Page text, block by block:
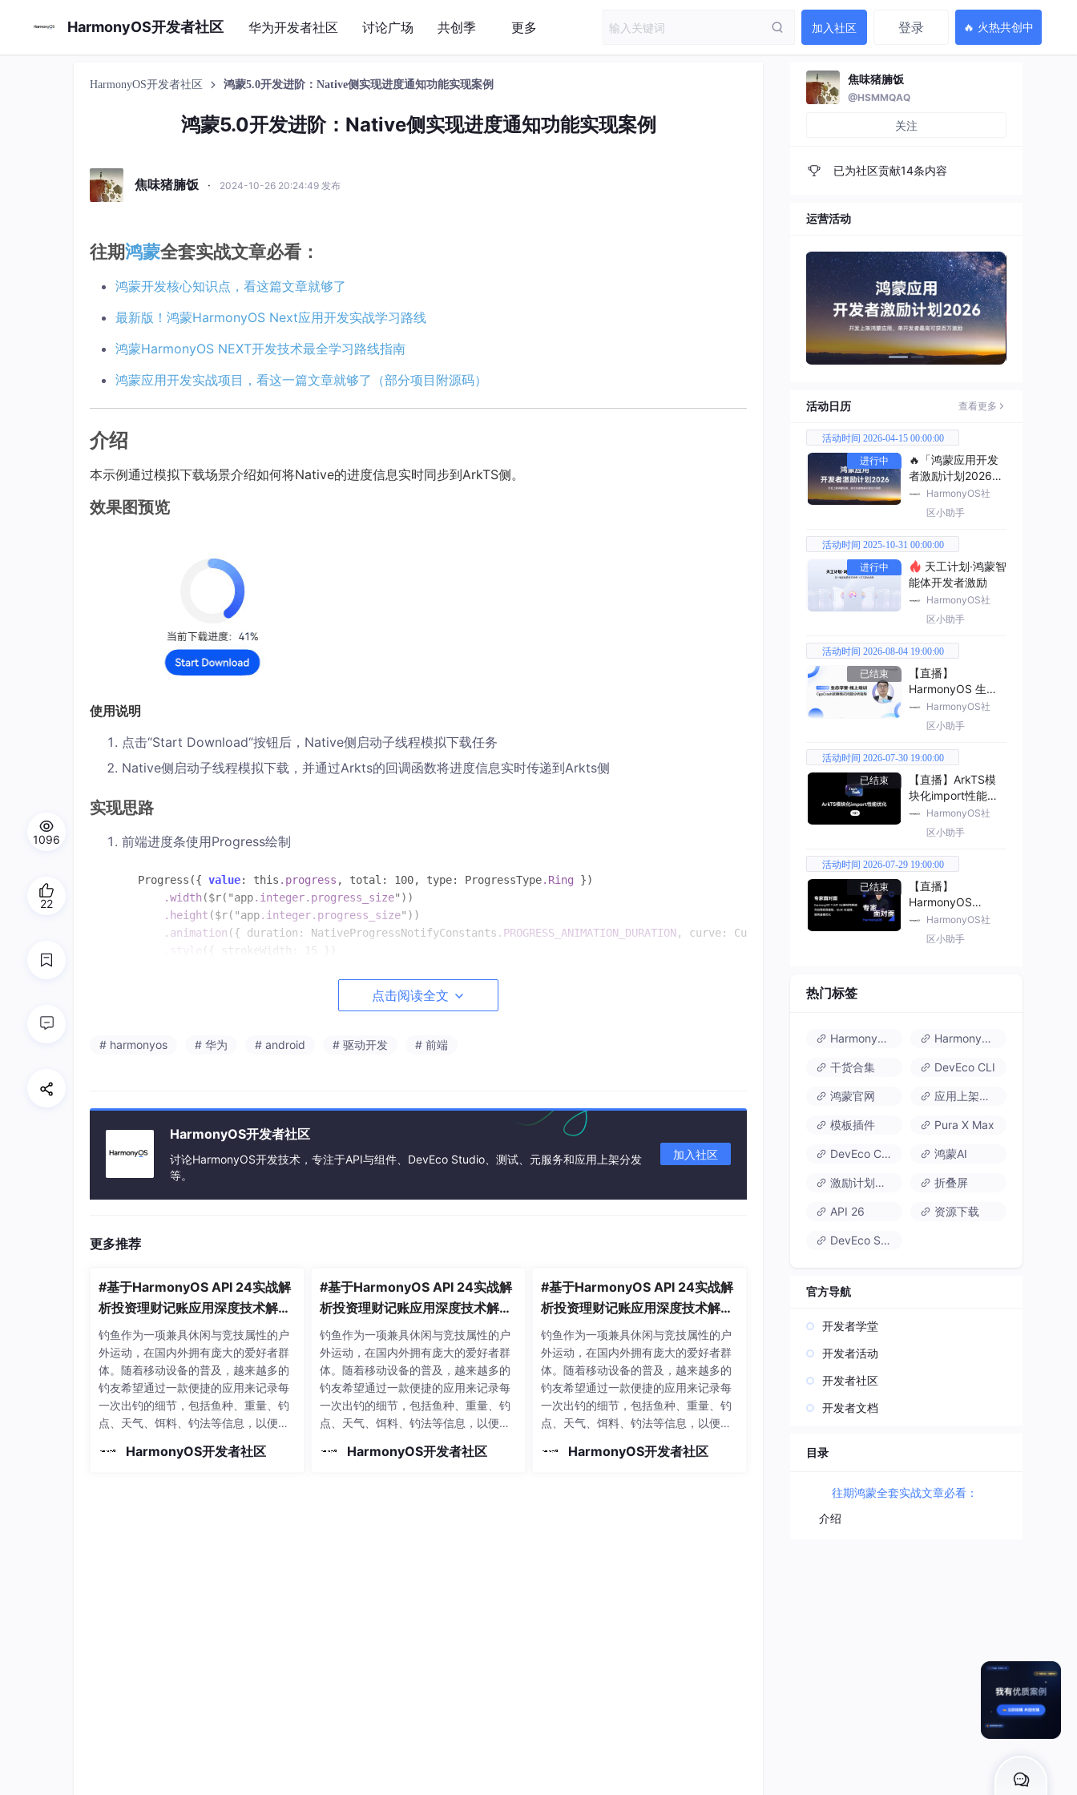
HarmonyOS开发者社区 华为开发者社区 讨论广场 共创季 更多 加入社区 登录 🔥 火热共创中
HarmonyOS开发者社区 鸿蒙5.0开发进阶：Native侧实现进度通知功能实现案例
鸿蒙5.0开发进阶：Native侧实现进度通知功能实现案例
焦味猪腩饭 · 2024-10-26 20:24:49 发布
往期鸿蒙全套实战文章必看：
鸿蒙开发核心知识点，看这篇文章就够了
最新版！鸿蒙HarmonyOS Next应用开发实战学习路线
鸿蒙HarmonyOS NEXT开发技术最全学习路线指南
鸿蒙应用开发实战项目，看这一篇文章就够了（部分项目附源码）
介绍
本示例通过模拟下载场景介绍如何将Native的进度信息实时同步到ArkTS侧。
效果图预览
使用说明
点击“Start Download“按钮后，Native侧启动子线程模拟下载任务
Native侧启动子线程模拟下载，并通过Arkts的回调函数将进度信息实时传递到Arkts侧
实现思路
前端进度条使用Progress绘制
Progress({ value: this .progress , total: 100, type: ProgressType.Ring })
.width($r("app.integer.progress_size"))
.height ($r("app.integer.progress_size"))
.animation ({ duration: NativeProgressNotifyConstants .PROGRESS_ANIMATION_DURATION, curve: Curve
})
.style
({ strokeWidth: 15 })
JS侧调用Native侧方法，并传入用于接收下载进度的回调函数，在该回调函数中更改状态变量
naitiveprogressnotify.startDownload((data
: number) => {
Naitive侧使用std::thread创建子线程执行模拟下载的任务
while (context && context ->progress < 100) {
context ->progress +=
     napi_acquire_threadsafe_function(tsfn);
     napi_call_threadsafe_function(tsfn, (void *)
context , napi_tsfn_blocking);
std ::this_thread::sleep_for(std::chrono::milliseconds(
));
}
在模拟下载任务的子线程中，调用napi_call_function来执行Arkts回调，向Arkts侧传递进度信息
点击阅读全文
# harmonyos # 华为 # android # 驱动开发 # 前端
HarmonyOS开发者社区
讨论HarmonyOS开发技术，专注于API与组件、DevEco Studio、测试、元服务和应用上架分发
等。
加入社区
更多推荐
#基于HarmonyOS API 24实战解
析投资理财记账应用深度技术解析,
开闭原则（对扩展开放、对修改关
闭）的实践，是构建可维护软件系
统的黄金准则
钓鱼作为一项兼具休闲与竞技属性的户
外运动，在国内外拥有庞大的爱好者群
体。随着移动设备的普及，越来越多的
钓友希望通过一款便捷的应用来记录每
一次出钓的细节，包括鱼种、重量、钓
点、天气、饵料、钓法等信息，以便长
入剖析一款基于 HarmonyOS ArkTS 声
HarmonyOS开发者社区
#基于HarmonyOS API 24实战解
析投资理财记账应用深度技术解析,
开闭原则（对扩展开放、对修改关
闭）的实践，是构建可维护软件系
统的黄金准则
钓鱼作为一项兼具休闲与竞技属性的户
外运动，在国内外拥有庞大的爱好者群
体。随着移动设备的普及，越来越多的
钓友希望通过一款便捷的应用来记录每
一次出钓的细节，包括鱼种、重量、钓
点、天气、饵料、钓法等信息，以便长
入剖析一款基于 HarmonyOS ArkTS 声
HarmonyOS开发者社区
#基于HarmonyOS API 24实战解
析投资理财记账应用深度技术解析,
开闭原则（对扩展开放、对修改关
闭）的实践，是构建可维护软件系
统的黄金准则
钓鱼作为一项兼具休闲与竞技属性的户
外运动，在国内外拥有庞大的爱好者群
体。随着移动设备的普及，越来越多的
钓友希望通过一款便捷的应用来记录每
一次出钓的细节，包括鱼种、重量、钓
点、天气、饵料、钓法等信息，以便长
入剖析一款基于 HarmonyOS ArkTS 声
HarmonyOS开发者社区
1096
22
焦味猪腩饭
@HSMMQAQ
关注
已为社区贡献14条内容
运营活动
活动日历 查看更多
活动时间 2026-04-15 00:00:00
进行中
🔥「鸿蒙应用开发
者激励计划2026」
已开启HarmonyOS社
区小助手
活动时间 2025-10-31 00:00:00
进行中
能体开发者激励
HarmonyOS社
区小助手
活动时间 2026-08-04 19:00:00
已结束
【直播】
HarmonyOS 生态
学堂·线上培训
HarmonyOS社
区小助手
活动时间 2026-07-30 19:00:00
已结束
【直播】ArkTS模
块化import性能优
化 HarmonyOS社
区小助手
活动时间 2026-07-29 19:00:00
已结束
【直播】
HarmonyOS
7（API 26） 新特
性解读
HarmonyOS社
区小助手
热门标签
HarmonyOS 6 HarmonyOS 7.0
干货合集 DevEco CLI
鸿蒙官网 应用上架速通
模板插件 Pura X Max
DevEco Code 鸿蒙AI
激励计划达标指南 折叠屏
API 26 资源下载
DevEco Studio
官方导航
开发者学堂
开发者活动
开发者社区
开发者文档
目录
往期鸿蒙全套实战文章必看：
介绍